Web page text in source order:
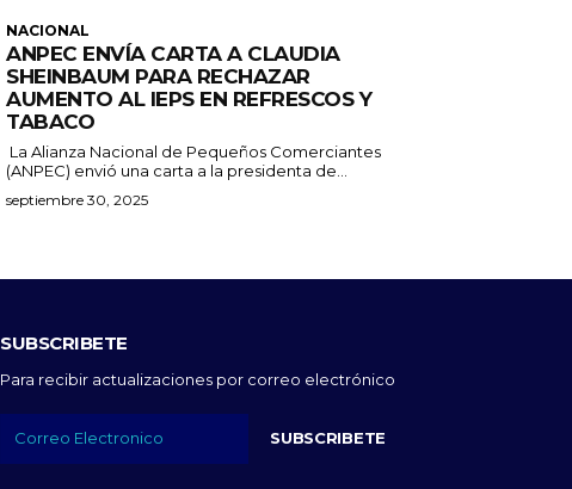
NACIONAL
ANPEC ENVÍA CARTA A CLAUDIA
SHEINBAUM PARA RECHAZAR
AUMENTO AL IEPS EN REFRESCOS Y
TABACO
La Alianza Nacional de Pequeños Comerciantes
(ANPEC) envió una carta a la presidenta de...
septiembre 30, 2025
SUBSCRIBETE
Para recibir actualizaciones por correo electrónico
SUBSCRIBETE